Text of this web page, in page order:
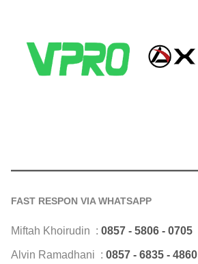
FAST RESPON VIA WHATSAPP
Miftah Khoirudin : 0857 - 5806 - 0705
Alvin Ramadhani : 0857 - 6835 - 4860